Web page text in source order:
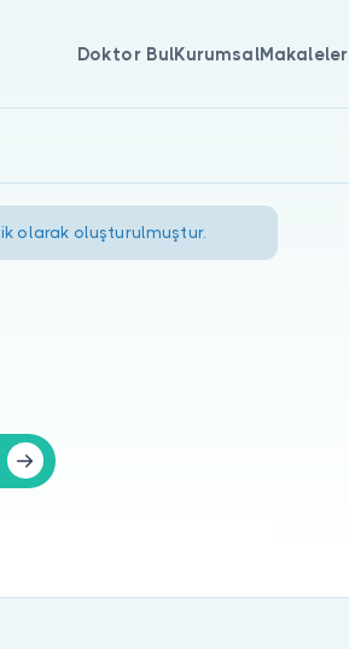
Doktor BulKurumsalMakaleler
olarak oluşturulmuştur.